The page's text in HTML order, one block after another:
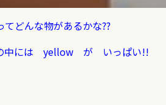
どんな物があるかな??
中には yellow が いっぱい!!